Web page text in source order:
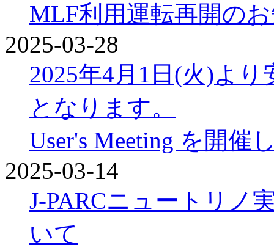
MLF利用運転再開の
2025-03-28
2025年4月1日(火)よ
となります。
User's Meeting を開催
2025-03-14
J-PARCニュートリノ
いて